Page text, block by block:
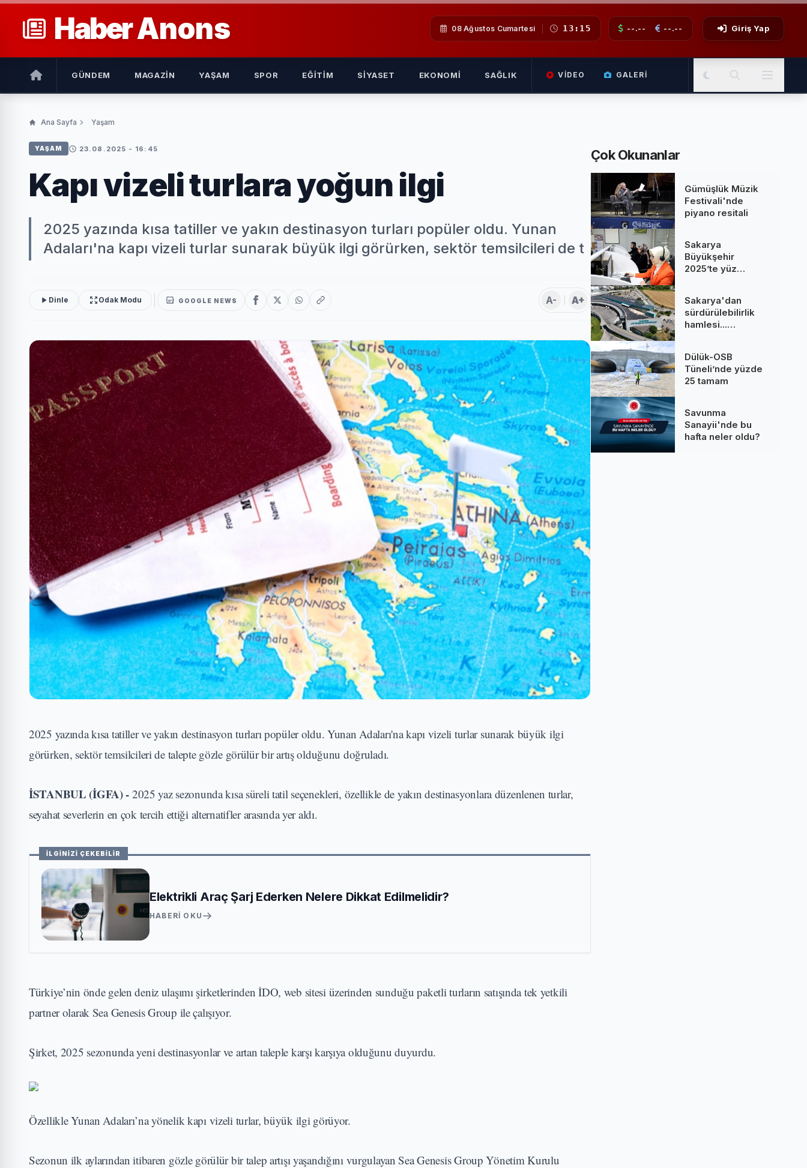
HaberAnons 08 Ağustos Cumartesi 13:15 --.-- --.-- Giriş Yap
GÜNDEM MAGAZIN YAŞAM SPOR EĞITIM SIYASET EKONOMI SAĞLIK VIDEO GALERI
Ana Sayfa Yaşam
YAŞAM 23.08.2025 - 16:45
Kapı vizeli turlara yoğun ilgi
2025 yazında kısa tatiller ve yakın destinasyon turları popüler oldu. Yunan
Adaları'na kapı vizeli turlar sunarak büyük ilgi görürken, sektör temsilcileri de t
Dinle Odak Modu GOOGLE NEWS A- A+
2025 yazında kısa tatiller ve yakın destinasyon turları popüler oldu. Yunan Adaları'na kapı vizeli turlar sunarak büyük ilgi
görürken, sektör temsilcileri de talepte gözle görülür bir artış olduğunu doğruladı.
İSTANBUL (İGFA) - 2025 yaz sezonunda kısa süreli tatil seçenekleri, özellikle de yakın destinasyonlara düzenlenen turlar,
seyahat severlerin en çok tercih ettiği alternatifler arasında yer aldı.
İLGİNİZİ ÇEKEBİLİR
Elektrikli Araç Şarj Ederken Nelere Dikkat Edilmelidir?
HABERI OKU
Türkiye’nin önde gelen deniz ulaşımı şirketlerinden İDO, web sitesi üzerinden sunduğu paketli turların satışında tek yetkili
partner olarak Sea Genesis Group ile çalışıyor.
Şirket, 2025 sezonunda yeni destinasyonlar ve artan taleple karşı karşıya olduğunu duyurdu.
Özellikle Yunan Adaları’na yönelik kapı vizeli turlar, büyük ilgi görüyor.
Sezonun ilk aylarından itibaren gözle görülür bir talep artışı yaşandığını vurgulayan Sea Genesis Group Yönetim Kurulu
Çok Okunanlar
Gümüşlük Müzik
Festivali'nde
piyano resitali
Sakarya
Büyükşehir
2025’te yüz
çağrı cevaplandı
Sakarya'dan
sürdürülebilirlik
hamlesi...
üretiyor
Dülük-OSB
Tüneli’nde yüzde
25 tamam
Savunma
Sanayii'nde bu
hafta neler oldu?